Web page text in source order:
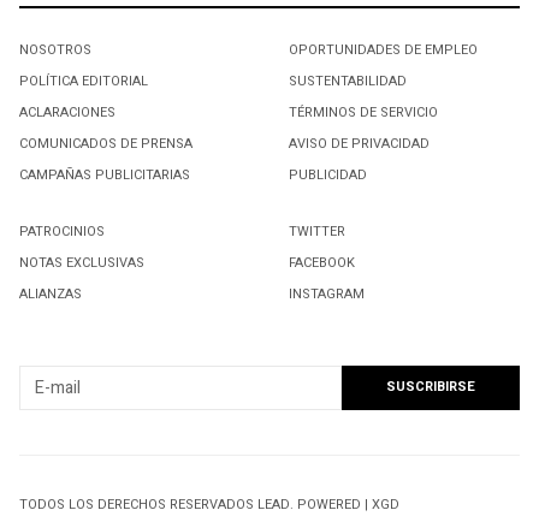
NOSOTROS
POLÍTICA EDITORIAL
ACLARACIONES
COMUNICADOS DE PRENSA
CAMPAÑAS PUBLICITARIAS
OPORTUNIDADES DE EMPLEO
SUSTENTABILIDAD
TÉRMINOS DE SERVICIO
AVISO DE PRIVACIDAD
PUBLICIDAD
PATROCINIOS
NOTAS EXCLUSIVAS
ALIANZAS
TWITTER
FACEBOOK
INSTAGRAM
TODOS LOS DERECHOS RESERVADOS LEAD. POWERED | XGD